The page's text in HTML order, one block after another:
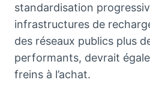
standardisation
infrastructures de
des réseaux publics plus
performants, devrait
freins à l’achat.